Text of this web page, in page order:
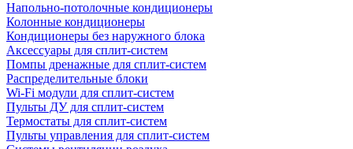
Напольно-потолочные кондиционеры
Колонные кондиционеры
Кондиционеры без наружного блока
Аксессуары для сплит-систем
Помпы дренажные для сплит-систем
Распределительные блоки
Wi-Fi модули для сплит-систем
Пульты ДУ для сплит-систем
Термостаты для сплит-систем
Пульты управления для сплит-систем